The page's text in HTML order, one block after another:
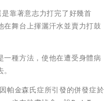
靠著意志力打完了好幾首
在舞台上揮灑汗水並賣力打鼓
種方法，使他在遭受身體病
金森氏症所引發的併發症於